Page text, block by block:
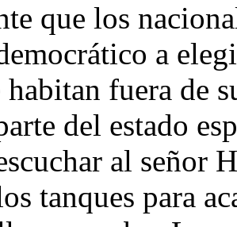
que los
a
habitan fuera de
del estado
al señor
tanques para